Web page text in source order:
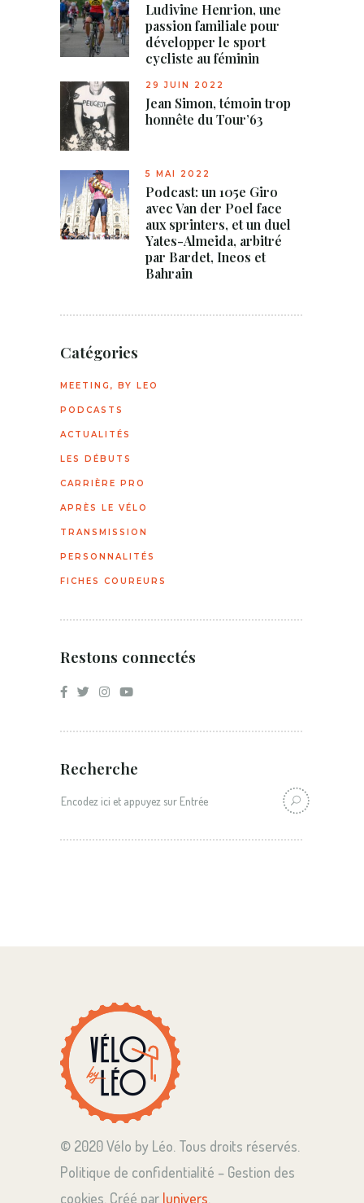
Ludivine Henrion, une
passion familiale pour
développer le sport
cycliste au féminin
29 JUIN 2022
Jean Simon, témoin trop
honnête du Tour’63
5 MAI 2022
Podcast: un 105e Giro
avec Van der Poel face
aux sprinters, et un duel
Yates-Almeida, arbitré
par Bardet, Ineos et
Bahrain
Catégories
MEETING, BY LEO
PODCASTS
ACTUALITÉS
LES DÉBUTS
CARRIÈRE PRO
APRÈS LE VÉLO
TRANSMISSION
PERSONNALITÉS
FICHES COUREURS
Restons connectés
Recherche
© 2020 Vélo by Léo. Tous droits réservés.
Politique de confidentialité – Gestion des
cookies. Créé par lunivers.